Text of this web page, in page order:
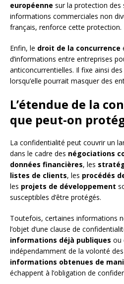
européenne sur la protection des
informations commerciales non
français, renforce cette protection.
Enfin, le droit de la concurrence
d’informations entre entreprises
anticoncurrentielles. Il fixe ainsi
lorsqu’elle pourrait masquer des
L’étendue de la
que peut-on
La confidentialité peut couvrir un
dans le cadre des négociations
données financières, les
listes de clients, les procédés
les projets de développement
susceptibles d’être protégés.
Toutefois, certaines informations
l’objet d’une clause de
informations déjà publiques ou
indépendamment de la volonté
informations obtenues de
échappent à l’obligation de